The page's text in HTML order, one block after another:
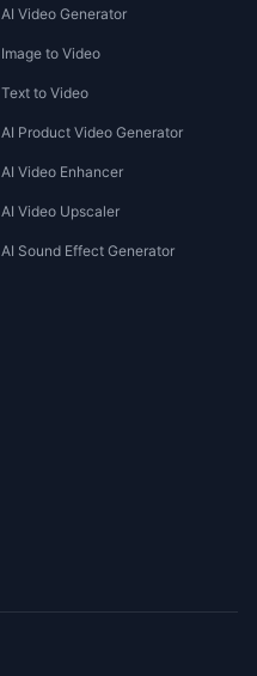
AI Video Generator
Image to Video
Text to Video
AI Product Video Generator
AI Video Enhancer
AI Video Upscaler
AI Sound Effect Generator